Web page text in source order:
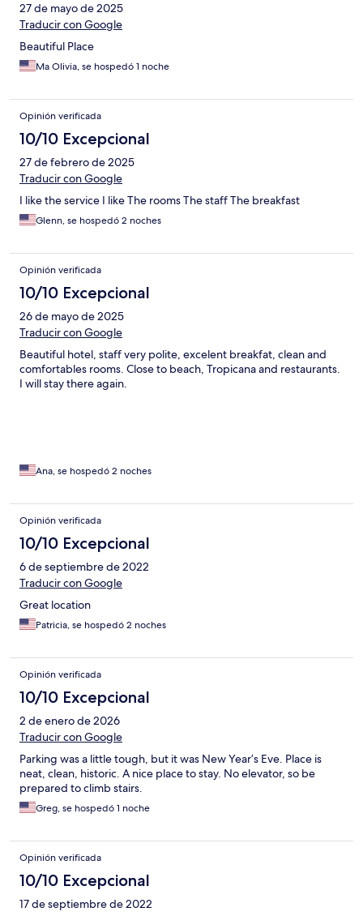
27 de mayo de 2025
Traducir con Google
Beautiful Place
Ma Olivia, se hospedó 1 noche
Opinión verificada
10/10 Excepcional
27 de febrero de 2025
Traducir con Google
I like the service I like The rooms The staff The breakfast
Glenn, se hospedó 2 noches
Opinión verificada
10/10 Excepcional
26 de mayo de 2025
Traducir con Google
Beautiful hotel, staff very polite, excelent breakfat, clean and
comfortables rooms. Close to beach, Tropicana and restaurants.
I will stay there again.
Ana, se hospedó 2 noches
Opinión verificada
10/10 Excepcional
6 de septiembre de 2022
Traducir con Google
Great location
Patricia, se hospedó 2 noches
Opinión verificada
10/10 Excepcional
2 de enero de 2026
Traducir con Google
Parking was a little tough, but it was New Year’s Eve. Place is
neat, clean, historic. A nice place to stay. No elevator, so be
prepared to climb stairs.
Greg, se hospedó 1 noche
Opinión verificada
10/10 Excepcional
17 de septiembre de 2022